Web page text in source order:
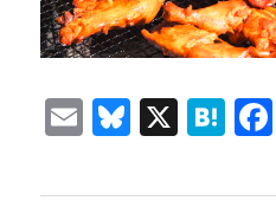
EmailBluesky
X